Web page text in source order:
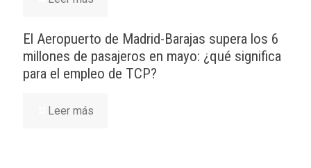
El Aeropuerto de Madrid-Barajas supera los 6
millones de pasajeros en mayo: ¿qué significa
para el empleo de TCP?
Leer más